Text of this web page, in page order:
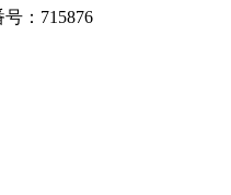
：715876